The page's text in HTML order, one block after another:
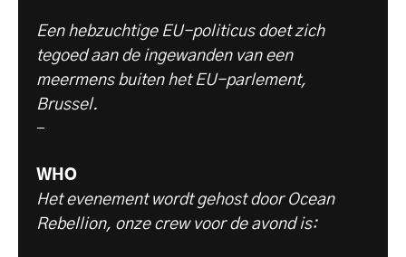
Een hebzuchtige EU-politicus doet zich
tegoed aan de ingewanden van een
meermens buiten het EU-parlement,
Brussel.
-
WHO
Het evenement wordt gehost door Ocean
Rebellion, onze crew voor de avond is: